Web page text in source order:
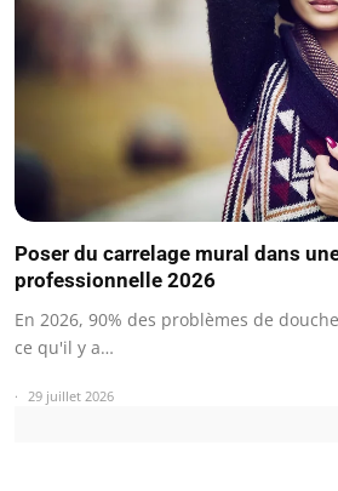
Poser du carrelage mural dans
professionnelle 2026
En 2026, 90% des problèmes de
ce qu'il y a…
29 juillet 2026